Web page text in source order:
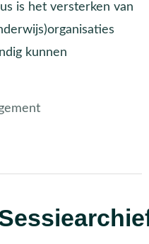
is het versterken van
kunnen